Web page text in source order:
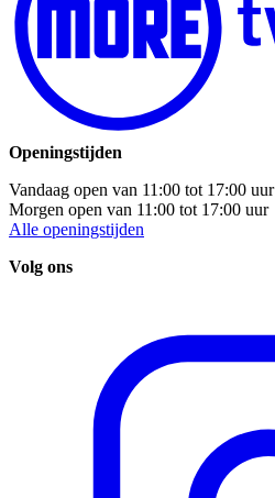
Openingstijden
Vandaag open van 11:00 tot 17:00 uur
Morgen open van 11:00 tot 17:00 uur
Alle openingstijden
Volg ons